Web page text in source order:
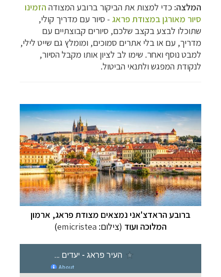
המלצה: כדי למצות את הביקור ברובע המצודה הזמינו
סיור מאורגן במצודת פראג - סיור עם מדריך קולי,
שתוכלו לבצע בקצב שלכם, סיורים קבוצתיים עם
מדריך, עם או בלי אתרים סמוכים, ומומלץ גם שייט לילי,
למבט נוסף ואחר. שימו לב לציון אותו מקבל הסיור,
לנקודת המפגש ולתנאי הביטול.
ברובע הראדצ'אני נמצאים מצודת פראג, ארמון
המלוכה ועוד (צילום: emicristea
)